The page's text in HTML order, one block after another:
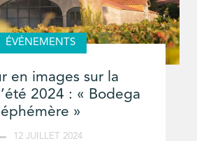
ÉVÉNEMENTS
en images sur la
2024 : « Bodega
éphémère »
12 JUILLET 2024